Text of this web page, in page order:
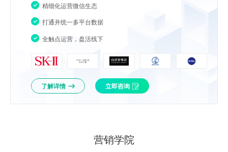
精细化运营微信生态
打通并统一多平台数据
全触点运营，盘活线下
了解详情 立即咨询
营销学院